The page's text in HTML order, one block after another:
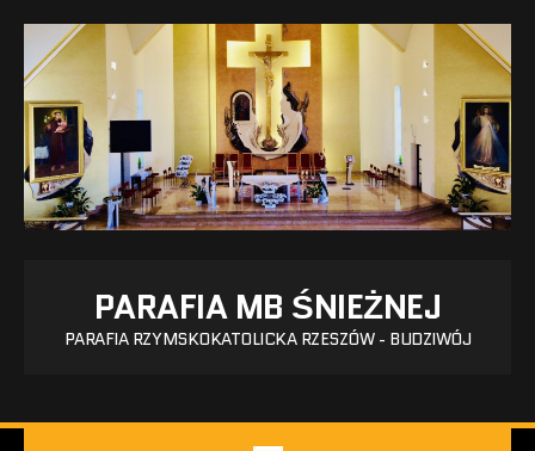
PARAFIA MB ŚNIEŻNEJ
PARAFIA RZYMSKOKATOLICKA RZESZÓW - BUDZIWÓJ